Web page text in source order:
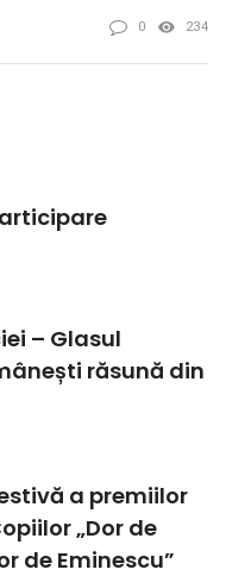
0 234
– Glasul
răsună din
a premiilor
„Dor de
de Eminescu”